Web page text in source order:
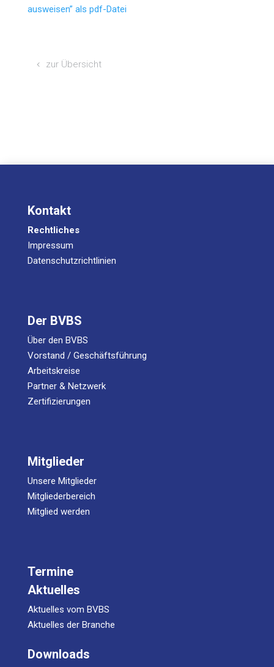
aus­wei­sen” als pdf-Datei
zur Über­sicht
Kontakt
Rechtliches
Impressum
Datenschutzrichtlinien
Der BVBS
Über den BVBS
Vorstand / Geschäftsführung
Arbeitskreise
Partner & Netzwerk
Zertifizierungen
Mitglieder
Unsere Mitglieder
Mitgliederbereich
Mitglied werden
Termine
Aktuelles
Aktuelles vom BVBS
Aktuelles der Branche
Downloads